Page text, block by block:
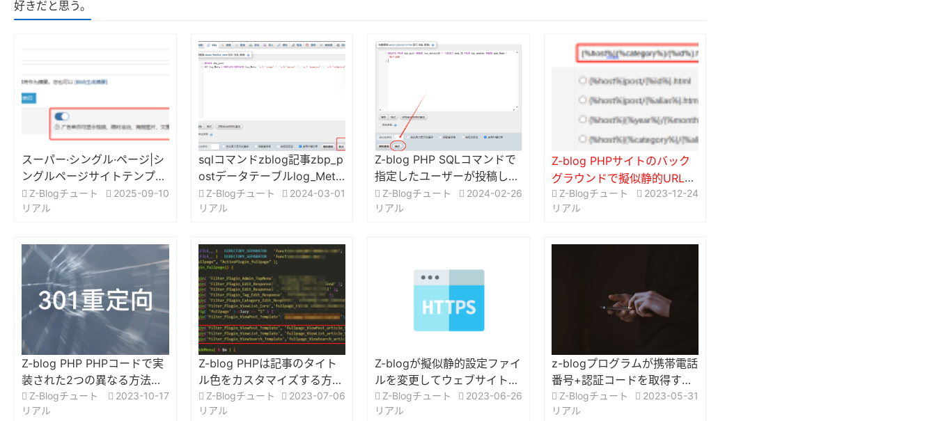
好きだと思う。
スーパー·シングル·ページ|シ
ングルページサイトテンプレ
ート|SEOの単一ページは、
広告の単一ページとしてすべ
法？
Z-Blogチュート
リアル
2025-09-10
sqlコマンドzblog記事zbp_p
ostデータテーブルlog_Meta
フィールドで指定されたキー
値の一括変更
Z-Blogチュート
リアル
2024-03-01
Z-blog PHP SQLコマンドで
指定したユーザーが投稿した
記事を一括削除
Z-Blogチュート
リアル
2024-02-26
Z-blog PHPサイトのバック
グラウンドで擬似静的URL設
定スキームを開く（このサイ
トで使用しています）
Z-Blogチュート
リアル
2023-12-24
Z-blog PHP PHPコードで実
装された2つの異なる方法の
301リダイレクト
Z-Blogチュート
リアル
2023-10-17
Z-blog PHPは記事のタイト
ル色をカスタマイズする方
法？
Z-Blogチュート
リアル
2023-07-06
Z-blogが擬似静的設定ファイ
ルを変更してウェブサイトに
HTTPSアクセスを強制する
方法
Z-Blogチュート
リアル
2023-06-26
z-blogプログラムが携帯電話
番号+認証コードを取得する
方法
Z-Blogチュート
リアル
2023-05-31